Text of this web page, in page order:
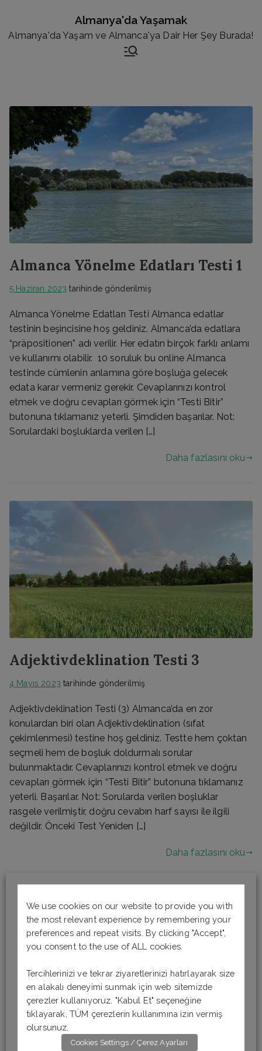
Almanya'da Yaşamak
Almanya'da Yaşam ve Almanca'ya Dair Her Şey Burada!
Almanca Yönelme Edatları Testi 1
5 Haziran 2023 tarihinde gönderilmiş
Almanca Yönelme Edatları Testi Almanca edatlar
testinin beşincisine hoş geldiniz. Almanca’da edatlara
“präpositionen” adı verilir. Her edatın birçok farklı anlamı
ve kullanımı olabilir. 10 soruluk bu online Almanca
testinde cümlenin anlamına göre boşluğa gelecek
edata karar vermeniz gerekir. Cevaplarınızı kontrol
etmek ve doğru cevapları görmek için “Testi Bitir”
butonuna tıklamanız yeterli. Şimdiden başarılar. Not:
Sorulardaki boşluklarda verilen […]
Daha fazlasını oku
Adjektivdeklination Testi 3
4 Mayıs 2023 tarihinde gönderilmiş
Adjektivdeklination Testi (3) Almanca’da en zor
konulardan biri olan Adjektivdeklination (sıfat
çekimlenmesi) testine hoş geldiniz. Testte hem çoktan
seçmeli hem de boşluk doldurmalı sorular
bulunmaktadır. Cevaplarınızı kontrol etmek ve doğru
cevapları görmek için “Testi Bitir” butonuna tıklamanız
yeterli. Başarılar. Not: Sorularda verilen boşluklar
rasgele verilmiştir, doğru cevabın harf sayısı ile ilgili
değildir. Önceki Test Yeniden […]
Daha fazlasını oku
We use cookies on our website to provide you with
the most relevant experience by remembering your
preferences and repeat visits. By clicking "Accept",
you consent to the use of ALL cookies.
Tercihlerinizi ve tekrar ziyaretlerinizi hatırlayarak size
en alakalı deneyimi sunmak için web sitemizde
çerezler kullanıyoruz. "Kabul Et" seçeneğine
tıklayarak, TÜM çerezlerin kullanımına izin vermiş
olursunuz.
Cookies Settings / Çerez Ayarları